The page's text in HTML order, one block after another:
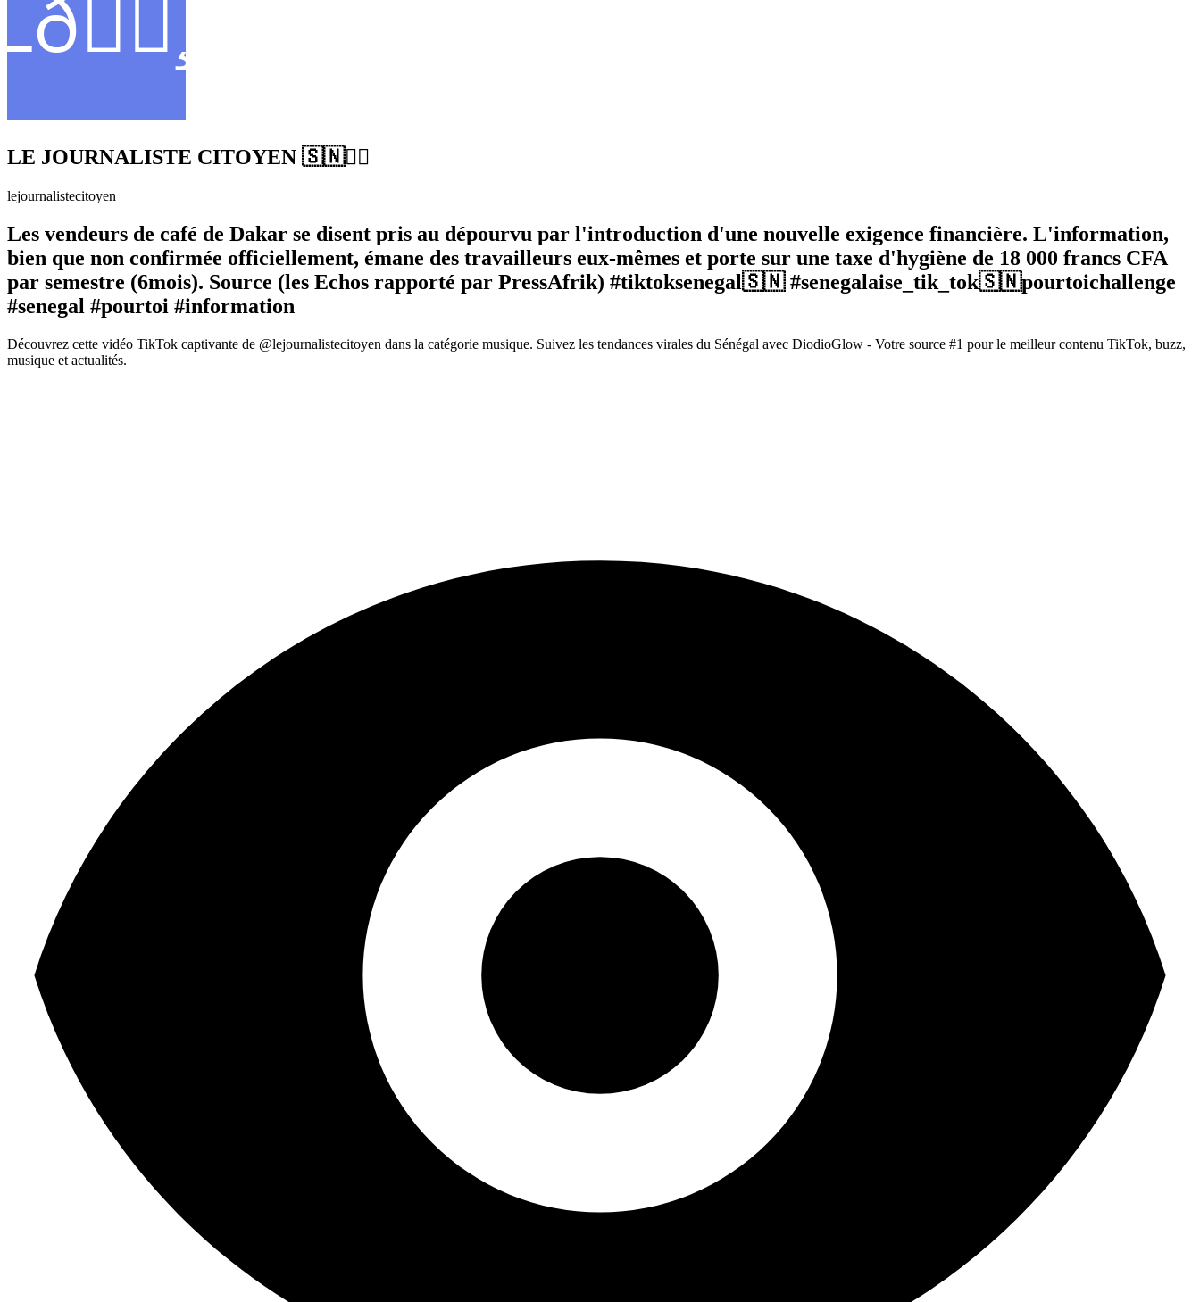
LE JOURNALISTE CITOYEN 🇸🇳✊🏿
lejournalistecitoyen
Les vendeurs de café de Dakar se disent pris au dépourvu par l'introduction d'une nouvelle exigence financière. L'information,
bien que non confirmée officiellement, émane des travailleurs eux-mêmes et porte sur une taxe d'hygiène de 18 000 francs CFA
par semestre (6mois). Source (les Echos rapporté par PressAfrik) #tiktoksenegal🇸🇳 #senegalaise_tik_tok🇸🇳pourtoichallenge
#senegal #pourtoi #information
Découvrez cette vidéo TikTok captivante de @lejournalistecitoyen dans la catégorie musique. Suivez les tendances virales du Sénégal avec DiodioGlow - Votre source #1 pour le meilleur contenu TikTok, buzz,
musique et actualités.